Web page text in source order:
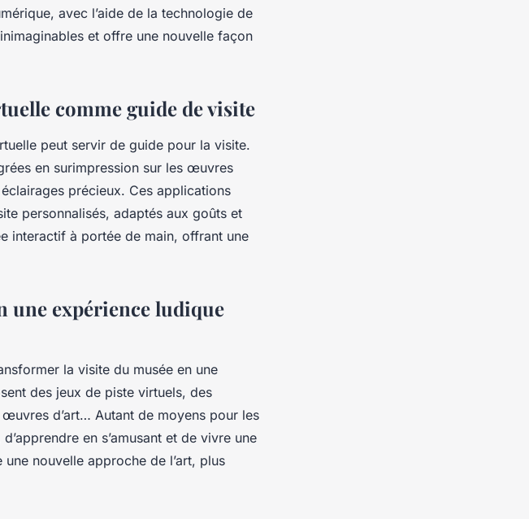
avec l’aide de la technologie de
et offre une nouvelle façon
comme guide de visite
peut servir de guide pour la visite.
en surimpression sur les œuvres
précieux. Ces applications
personnalisés, adaptés aux goûts et
interactif à portée de main, offrant une
une expérience ludique
la visite du musée en une
des jeux de piste virtuels, des
d’art… Autant de moyens pour les
en s’amusant et de vivre une
nouvelle approche de l’art, plus